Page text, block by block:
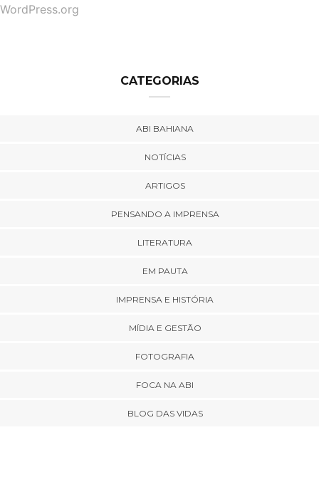
WordPress.org
CATEGORIAS
ABI BAHIANA
NOTÍCIAS
ARTIGOS
PENSANDO A IMPRENSA
LITERATURA
EM PAUTA
IMPRENSA E HISTÓRIA
MÍDIA E GESTÃO
FOTOGRAFIA
FOCA NA ABI
BLOG DAS VIDAS